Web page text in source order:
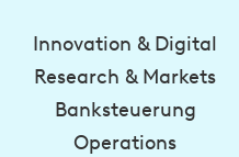
Innovation & Digital
Research & Markets
Banksteuerung
Operations